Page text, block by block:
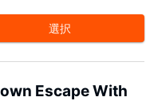
選択
Escape With